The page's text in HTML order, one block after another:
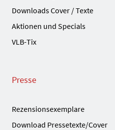
Downloads Cover / Texte
Aktionen und Specials
VLB-Tix
Presse
Rezensionsexemplare
Download Pressetexte/Cover